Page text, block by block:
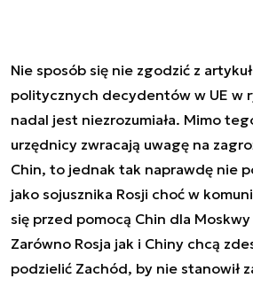
Nie sposób się nie zgodzić z
politycznych decydentów w UE w
nadal jest niezrozumiała. Mimo
urzędnicy zwracają uwagę na
Chin, to jednak tak naprawdę nie
jako sojusznika Rosji choć w
się przed pomocą Chin dla
Zarówno Rosja jak i Chiny chcą
podzielić Zachód, by nie stanowił